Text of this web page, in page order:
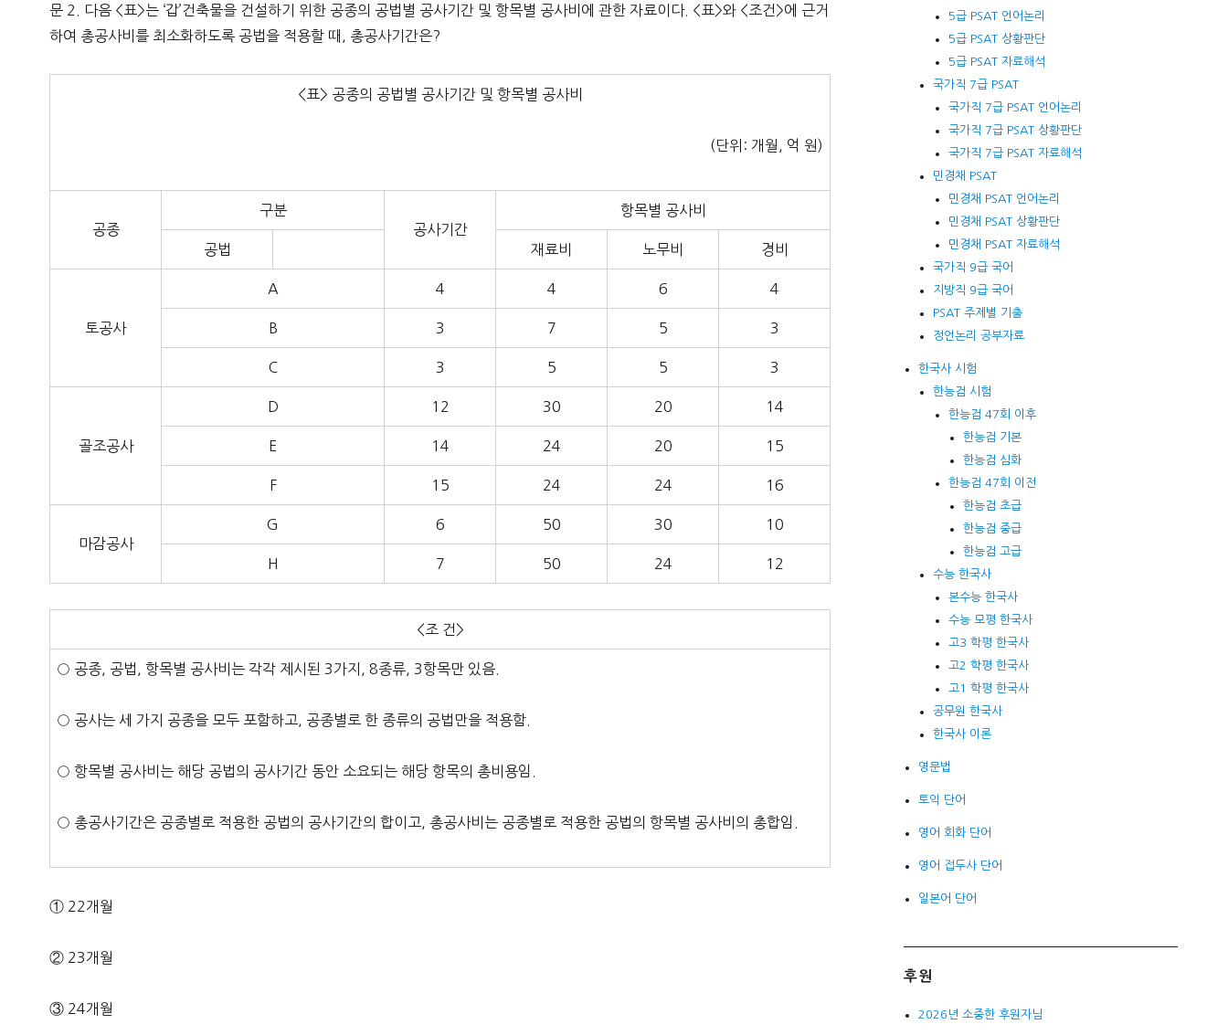
문 2. 다음 <표>는 ‘갑’건축물을 건설하기 위한 공종의 공법별 공사기간 및 항목별 공사비에 관한 자료이다. <표>와 <조건>에 근거
하여 총공사비를 최소화하도록 공법을 적용할 때, 총공사기간은?
<표> 공종의 공법별 공사기간 및 항목별 공사비
(단위: 개월, 억 원)
공종
구분
공사기간
항목별 공사비
공법 재료비 노무비 경비
토공사
A 4 4 6 4
B 3 7 5 3
C 3 5 5 3
골조공사
D 12 30 20 14
E 14 24 20 15
F 15 24 24 16
마감공사
G 6 50 30 10
H 7 50 24 12
<조 건>
○ 공종, 공법, 항목별 공사비는 각각 제시된 3가지, 8종류, 3항목만 있음.
○ 공사는 세 가지 공종을 모두 포함하고, 공종별로 한 종류의 공법만을 적용함.
○ 항목별 공사비는 해당 공법의 공사기간 동안 소요되는 해당 항목의 총비용임.
○ 총공사기간은 공종별로 적용한 공법의 공사기간의 합이고, 총공사비는 공종별로 적용한 공법의 항목별 공사비의 총합임.
① 22개월
② 23개월
③ 24개월
5급 PSAT 언어논리
5급 PSAT 상황판단
5급 PSAT 자료해석
국가직 7급 PSAT
국가직 7급 PSAT 언어논리
국가직 7급 PSAT 상황판단
국가직 7급 PSAT 자료해석
민경채 PSAT
민경채 PSAT 언어논리
민경채 PSAT 상황판단
민경채 PSAT 자료해석
국가직 9급 국어
지방직 9급 국어
PSAT 주제별 기출
정언논리 공부자료
한국사 시험
한능검 시험
한능검 47회 이후
한능검 기본
한능검 심화
한능검 47회 이전
한능검 초급
한능검 중급
한능검 고급
수능 한국사
본수능 한국사
수능 모평 한국사
고3 학평 한국사
고2 학평 한국사
고1 학평 한국사
공무원 한국사
한국사 이론
영문법
토익 단어
영어 회화 단어
영어 접두사 단어
일본어 단어
후원
2026년 소중한 후원자님